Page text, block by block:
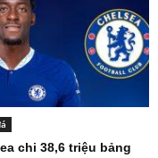
chi 38,6 triệu bảng